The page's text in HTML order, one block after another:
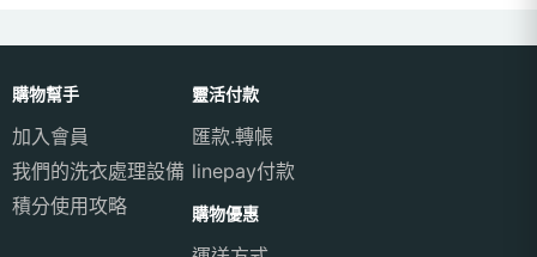
購物幫手
加入會員
我們的洗衣處理設備
積分使用攻略
靈活付款
匯款.轉帳
linepay付款
購物優惠